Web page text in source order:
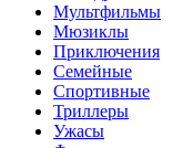
Мультфильмы
Мюзиклы
Приключения
Семейные
Спортивные
Триллеры
Ужасы